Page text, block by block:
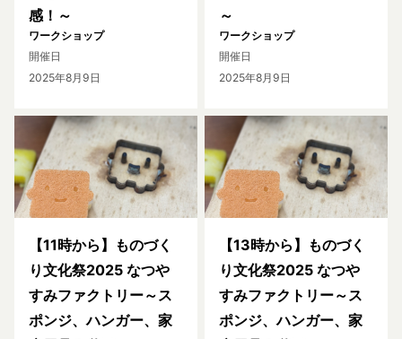
感！～
ワークショップ
開催日
2025年8月9日
～
ワークショップ
開催日
2025年8月9日
【11時から】ものづく
り文化祭2025 なつや
すみファクトリー～ス
ポンジ、ハンガー、家
【13時から】ものづく
り文化祭2025 なつや
すみファクトリー～ス
ポンジ、ハンガー、家